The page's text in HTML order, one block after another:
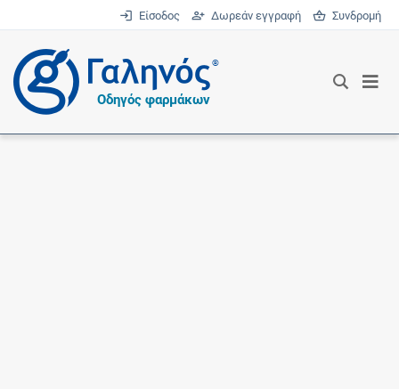
Είσοδος Δωρεάν εγγραφή Συνδρομή
®
Οδηγός φαρμάκων